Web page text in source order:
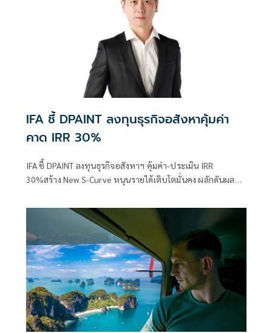
IFA ชี้ DPAINT ลงทุนธุรกิจอสังหาคุ้มค่า
คาด IRR 30%
IFA ชี้ DPAINT ลงทุนธุรกิจอสังหาฯ คุ้มค่า-ประเมิน IRR
30%สร้าง New S-Curve หนุนรายได้เติบโตมั่นคง ผลักดันผล